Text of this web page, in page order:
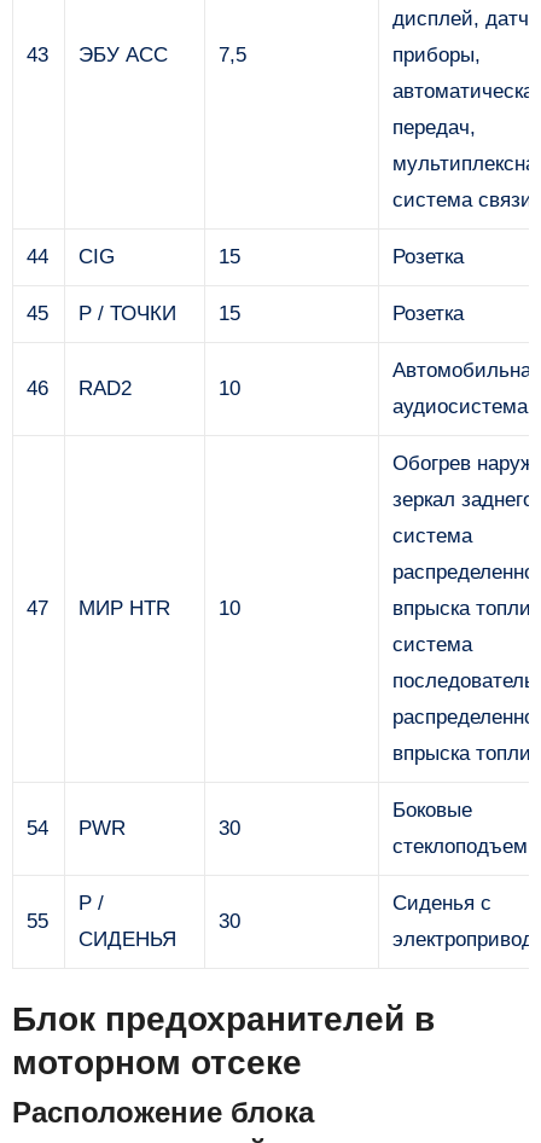
43 ЭБУ ACC 7,5
дисплей,
приборы,
передач,
система связи
44 CIG 15 Розетка
45 P / ТОЧКИ 15 Розетка
46 RAD2 10
Автомобильная
аудиосистема
47 МИР HTR 10
Обогрев
зеркал
система
впрыска
система
впрыска
54 PWR 30
Боковые
55
P /
СИДЕНЬЯ
30
Сиденья с
Блок предохранителей в
моторном отсеке
Расположение блока